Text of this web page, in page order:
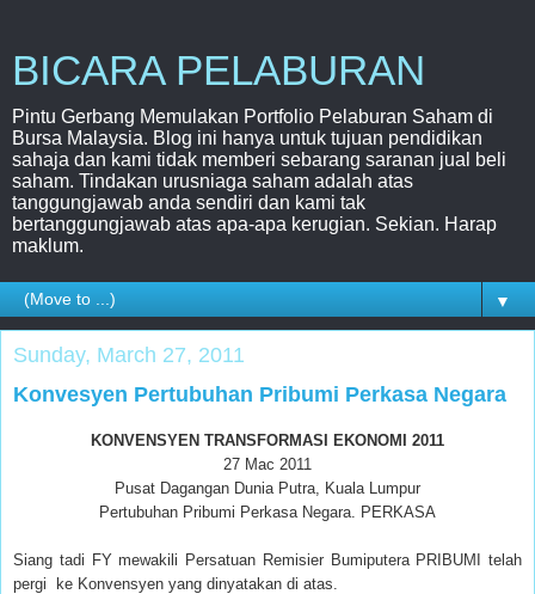
BICARA PELABURAN
Pintu Gerbang Memulakan Portfolio Pelaburan Saham di
Bursa Malaysia. Blog ini hanya untuk tujuan pendidikan
sahaja dan kami tidak memberi sebarang saranan jual beli
saham. Tindakan urusniaga saham adalah atas
tanggungjawab anda sendiri dan kami tak
bertanggungjawab atas apa-apa kerugian. Sekian. Harap
maklum.
▼
Sunday, March 27, 2011
Konvesyen Pertubuhan Pribumi Perkasa Negara
KONVENSYEN TRANSFORMASI EKONOMI 2011
27 Mac 2011
Pusat Dagangan Dunia Putra, Kuala Lumpur
Pertubuhan Pribumi Perkasa Negara. PERKASA
Siang tadi FY mewakili Persatuan Remisier Bumiputera PRIBUMI telah
pergi ke Konvensyen yang dinyatakan di atas.